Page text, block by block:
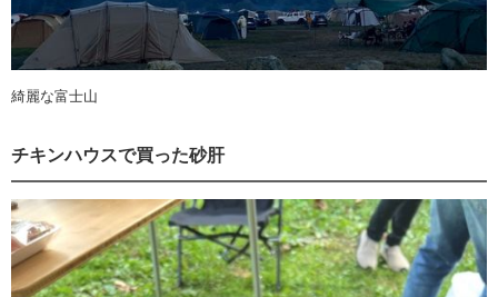
綺麗な富士山
チキンハウスで買った砂肝